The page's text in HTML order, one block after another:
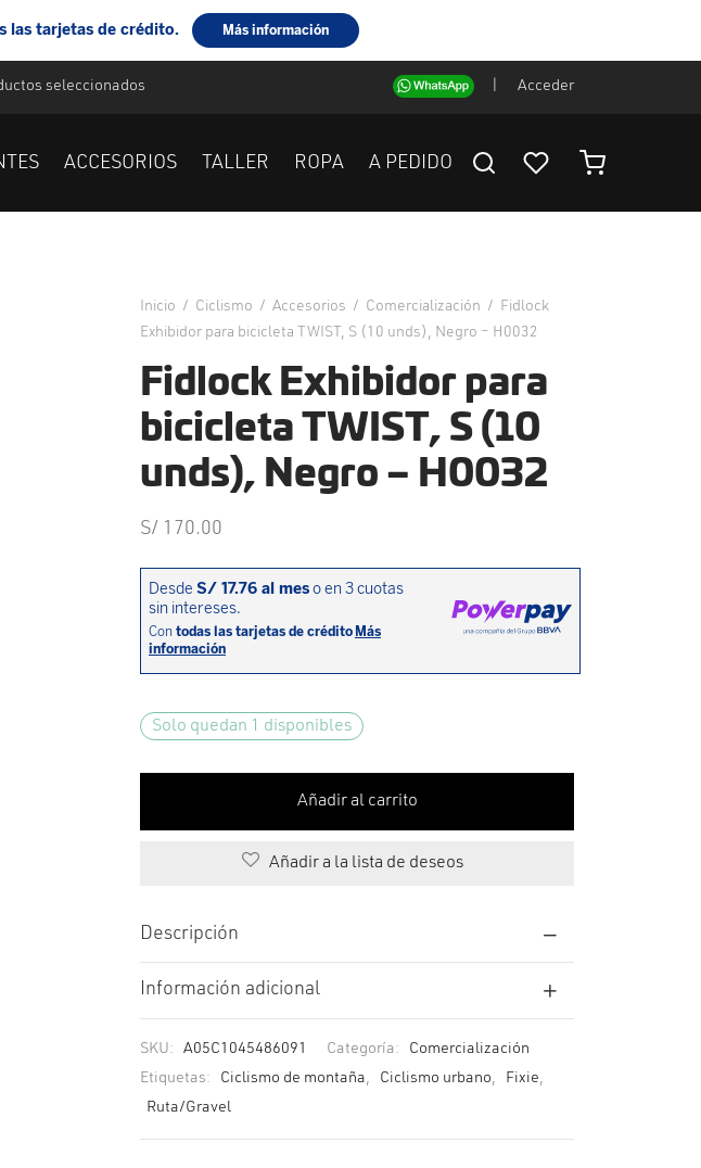
seleccionados Acceder
ACCESORIOS TALLER ROPA A PEDIDO
Inicio / Ciclismo / Accesorios / Comercialización /
Fidlock
Exhibidor para bicicleta TWIST, S (10 unds), Negro – H0032
Fidlock Exhibidor para
bicicleta TWIST, S (10
unds), Negro – H0032
S/ 170.00
Solo quedan 1 disponibles
Añadir al carrito
Añadir a la lista de deseos
Descripción
Información adicional
SKU: A05C1045486091 Categoría:
Comercialización
Etiquetas:
Ciclismo de montaña, Ciclismo urbano, Fixie,
Ruta/Gravel